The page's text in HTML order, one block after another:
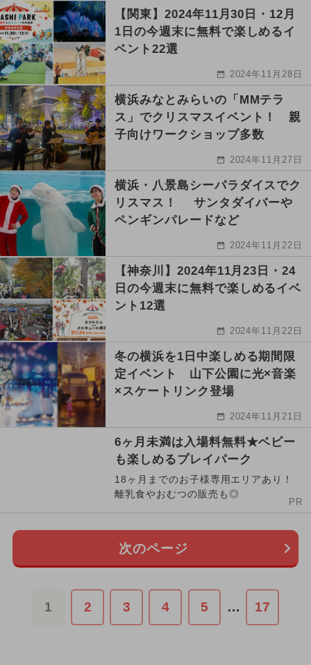
【関東】2024年11月30日・12月
1日の今週末に無料で楽しめるイ
ベント22選
2024年11月28日
横浜みなとみらいの「MMテラ
ス」でクリスマスイベント！ 親
子向けワークショップ多数
2024年11月27日
横浜・八景島シーパラダイスでク
リスマス！ サンタダイバーや
ペンギンパレードなど
2024年11月22日
【神奈川】2024年11月23日・24
日の今週末に無料で楽しめるイベ
ント12選
2024年11月22日
冬の横浜を1日中楽しめる期間限
定イベント 山下公園に光×音楽
×スケートリンク登場
2024年11月21日
6ヶ月未満は入場料無料★ベビー
も楽しめるプレイパーク
18ヶ月までのお子様専用エリアあり！
離乳食やおむつの販売も◎
PR
次のページ
1 2 3 4 5 … 17